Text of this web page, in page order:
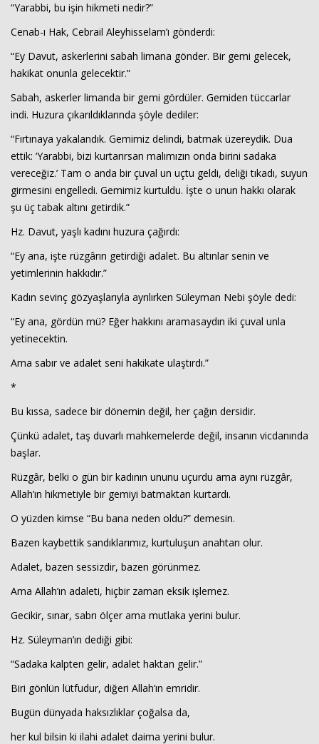
“Yarabbi, bu işin hikmeti nedir?”
Cenab-ı Hak, Cebrail Aleyhisselam’ı gönderdi:
“Ey Davut, askerlerini sabah limana gönder. Bir gemi gelecek,
hakikat onunla gelecektir.”
Sabah, askerler limanda bir gemi gördüler. Gemiden tüccarlar
indi. Huzura çıkarıldıklarında şöyle dediler:
“Fırtınaya yakalandık. Gemimiz delindi, batmak üzereydik. Dua
ettik: ‘Yarabbi, bizi kurtarırsan malımızın onda birini sadaka
vereceğiz.’ Tam o anda bir çuval un uçtu geldi, deliği tıkadı, suyun
girmesini engelledi. Gemimiz kurtuldu. İşte o unun hakkı olarak
şu üç tabak altını getirdik.”
Hz. Davut, yaşlı kadını huzura çağırdı:
“Ey ana, işte rüzgârın getirdiği adalet. Bu altınlar senin ve
yetimlerinin hakkıdır.”
Kadın sevinç gözyaşlarıyla ayrılırken Süleyman Nebi şöyle dedi:
“Ey ana, gördün mü? Eğer hakkını aramasaydın iki çuval unla
yetinecektin.
Ama sabır ve adalet seni hakikate ulaştırdı.”
*
Bu kıssa, sadece bir dönemin değil, her çağın dersidir.
Çünkü adalet, taş duvarlı mahkemelerde değil, insanın vicdanında
başlar.
Rüzgâr, belki o gün bir kadının ununu uçurdu ama aynı rüzgâr,
Allah’ın hikmetiyle bir gemiyi batmaktan kurtardı.
O yüzden kimse “Bu bana neden oldu?” demesin.
Bazen kaybettik sandıklarımız, kurtuluşun anahtarı olur.
Adalet, bazen sessizdir, bazen görünmez.
Ama Allah’ın adaleti, hiçbir zaman eksik işlemez.
Gecikir, sınar, sabrı ölçer ama mutlaka yerini bulur.
Hz. Süleyman’ın dediği gibi:
“Sadaka kalpten gelir, adalet haktan gelir.”
Biri gönlün lütfudur, diğeri Allah’ın emridir.
Bugün dünyada haksızlıklar çoğalsa da,
her kul bilsin ki ilahi adalet daima yerini bulur.